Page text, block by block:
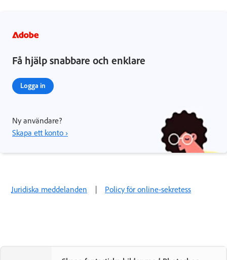
Få hjälp snabbare och enklare
Logga in
Ny användare?
Skapa ett konto ›
Juridiska meddelanden | Policy för online-sekretess